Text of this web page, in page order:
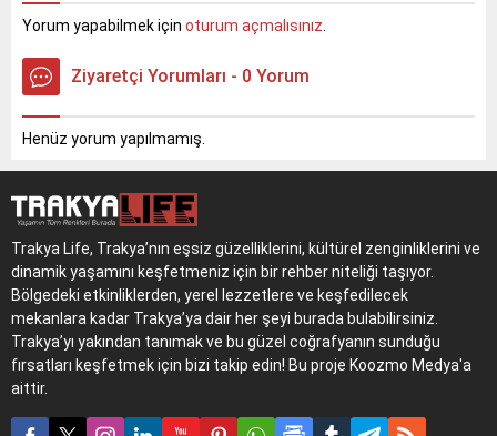
pestisit risklerinin
kararlar alındı. Dijital
Yorum yapabilmek için oturum açmalısınız.
Ziyaretçi Yorumları - 0 Yorum
Henüz yorum yapılmamış.
Trakya Life, Trakya’nın eşsiz güzelliklerini, kültürel zenginliklerini ve
dinamik yaşamını keşfetmeniz için bir rehber niteliği taşıyor.
Bölgedeki etkinliklerden, yerel lezzetlere ve keşfedilecek
mekanlara kadar Trakya’ya dair her şeyi burada bulabilirsiniz.
Trakya’yı yakından tanımak ve bu güzel coğrafyanın sunduğu
fırsatları keşfetmek için bizi takip edin! Bu proje Koozmo Medya'a
aittir.